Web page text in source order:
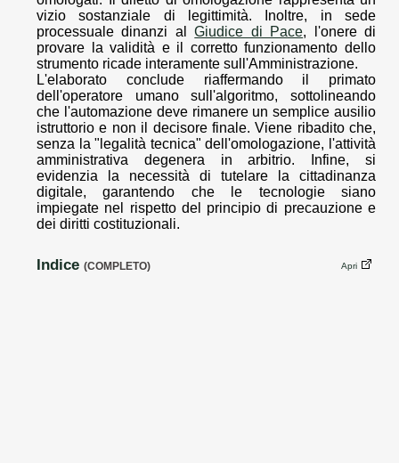
vizio sostanziale di legittimità. Inoltre, in sede
processuale dinanzi alGiudice di Pace, l'onere di
provare la validità e il corretto funzionamento dello
strumento ricade interamente sull'Amministrazione.
L'elaborato conclude riaffermando il primato
dell'operatore umano sull'algoritmo, sottolineando
che l'automazione deve rimanere un semplice ausilio
istruttorio e non il decisore finale. Viene ribadito che,
senza la "legalità tecnica" dell'omologazione, l'attività
amministrativa degenera in arbitrio. Infine, si
evidenzia la necessità di tutelare la cittadinanza
digitale, garantendo che le tecnologie siano
impiegate nel rispetto del principio di precauzione e
dei diritti costituzionali.
Indice (COMPLETO) Apri